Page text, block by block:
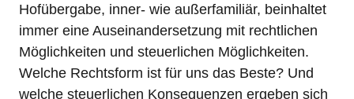
Hofübergabe, inner- wie außerfamiliär, beinhaltet
immer eine Auseinandersetzung mit rechtlichen
Möglichkeiten und steuerlichen Möglichkeiten.
Welche Rechtsform ist für uns das Beste? Und
welche steuerlichen Konsequenzen ergeben sich